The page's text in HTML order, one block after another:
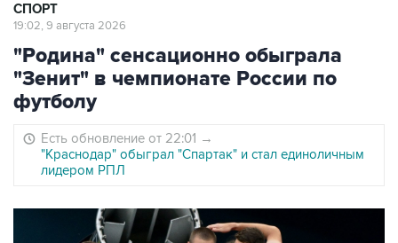
СПОРТ
19:02, 9 августа 2026
"Родина" сенсационно обыграла
"Зенит" в чемпионате России по
футболу
Есть обновление от 22:01 →
"Краснодар" обыграл "Спартак" и стал единоличным
лидером РПЛ